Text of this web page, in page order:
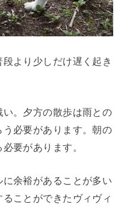
より少しだけ遅く起き
。夕方の散歩は雨との
必要があります。朝の
要があります。
余裕があることが多い
ことができたヴィヴィ